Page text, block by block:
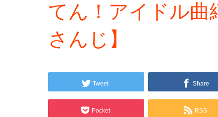
てん！アイドル曲
さんじ】
Tweet Share
Pocket RSS